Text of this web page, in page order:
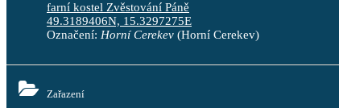
farní kostel Zvěstování Páně
49.3189406N, 15.3297275E
Označení: Horní Cerekev (Horní Cerekev)
Zařazení